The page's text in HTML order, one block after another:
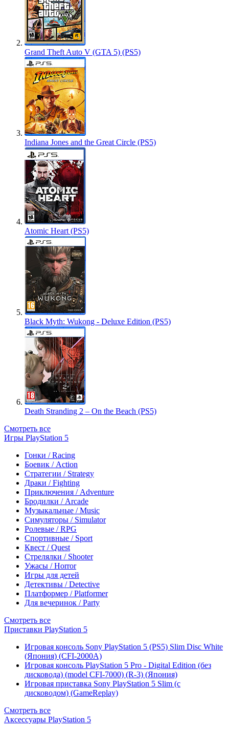
Grand Theft Auto V (GTA 5) (PS5)
Indiana Jones and the Great Circle (PS5)
Atomic Heart (PS5)
Black Myth: Wukong - Deluxe Edition (PS5)
Death Stranding 2 – On the Beach (PS5)
Смотреть все
Игры PlayStation 5
Гонки / Racing
Боевик / Action
Стратегии / Strategy
Драки / Fighting
Приключения / Adventure
Бродилки / Arcade
Музыкальные / Music
Симуляторы / Simulator
Ролевые / RPG
Спортивные / Sport
Квест / Quest
Стрелялки / Shooter
Ужасы / Horror
Игры для детей
Детективы / Detective
Платформер / Platformer
Для вечеринок / Party
Смотреть все
Приставки PlayStation 5
Игровая консоль Sony PlayStation 5 (PS5) Slim Disc White
(Япония) (CFI-2000A)
Игровая консоль PlayStation 5 Pro - Digital Edition (без
дисковода) (model CFI-7000) (R-3) (Япония)
Игровая приставка Sony PlayStation 5 Slim (с
дисководом) (GameReplay)
Смотреть все
Аксессуары PlayStation 5